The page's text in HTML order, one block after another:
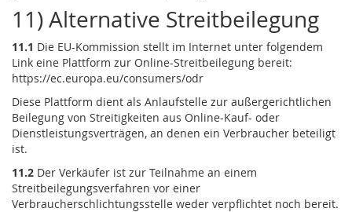
11) Alternative Streitbeilegung
11.1 Die EU-Kommission stellt im Internet unter folgendem
Link eine Plattform zur Online-Streitbeilegung bereit:
https://ec.europa.eu/consumers/odr
Diese Plattform dient als Anlaufstelle zur außergerichtlichen
Beilegung von Streitigkeiten aus Online-Kauf- oder
Dienstleistungsverträgen, an denen ein Verbraucher beteiligt
ist.
11.2 Der Verkäufer ist zur Teilnahme an einem
Streitbeilegungsverfahren vor einer
Verbraucherschlichtungsstelle weder verpflichtet noch bereit.